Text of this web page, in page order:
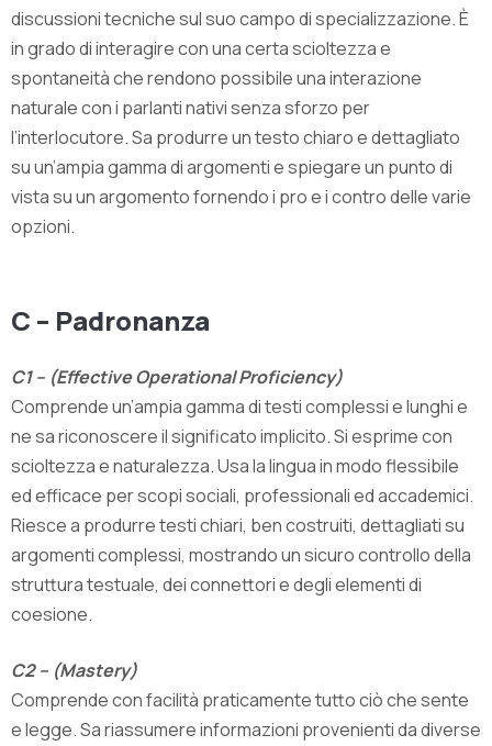
discussioni tecniche sul suo campo di specializzazione. È
in grado di interagire con una certa scioltezza e
spontaneità che rendono possibile una interazione
naturale con i parlanti nativi senza sforzo per
l’interlocutore. Sa produrre un testo chiaro e dettagliato
su un’ampia gamma di argomenti e spiegare un punto di
vista su un argomento fornendo i pro e i contro delle varie
opzioni.
C – Padronanza
C1 – (Effective Operational Proficiency)
Comprende un’ampia gamma di testi complessi e lunghi e
ne sa riconoscere il significato implicito. Si esprime con
scioltezza e naturalezza. Usa la lingua in modo flessibile
ed efficace per scopi sociali, professionali ed accademici.
Riesce a produrre testi chiari, ben costruiti, dettagliati su
argomenti complessi, mostrando un sicuro controllo della
struttura testuale, dei connettori e degli elementi di
coesione.
C2 – (Mastery)
Comprende con facilità praticamente tutto ciò che sente
e legge. Sa riassumere informazioni provenienti da diverse